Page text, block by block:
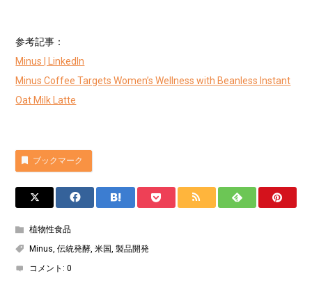
参考記事：
Minus | LinkedIn
Minus Coffee Targets Women’s Wellness with Beanless Instant
Oat Milk Latte
ブックマーク
植物性食品
Minus,伝統発酵,米国,製品開発
コメント:0